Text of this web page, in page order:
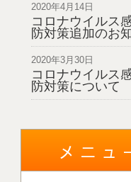
2020年4月14日
コロナウイルス
防対策追加のお
2020年3月30日
コロナウイルス
防対策について